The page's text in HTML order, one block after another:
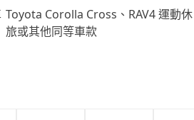
Toyota Corolla Cross、RAV4 運動休
旅或其他同等車款